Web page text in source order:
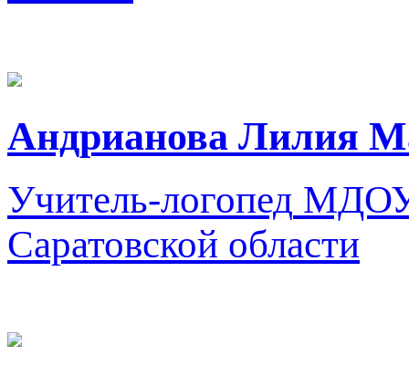
Андрианова Лилия
Учитель-логопед МДОУ
Саратовской области